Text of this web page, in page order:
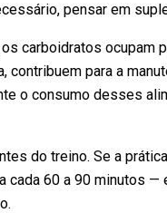
pensar em
carboidratos ocupam
para a
o consumo desses
do treino. Se a
cada 60 a 90 minutos